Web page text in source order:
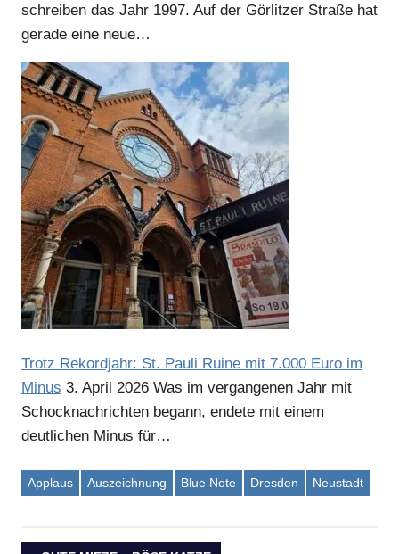
Anzeige
Anzeige
Anzeige
Anzeige
Anzeige
schreiben das Jahr 1997. Auf der Görlitzer Straße hat
gerade eine neue…
Trotz Rekordjahr: St. Pauli Ruine mit 7.000 Euro im
Minus 3. April 2026 Was im vergangenen Jahr mit
Schocknachrichten begann, endete mit einem
deutlichen Minus für…
Applaus Auszeichnung Blue Note Dresden Neustadt